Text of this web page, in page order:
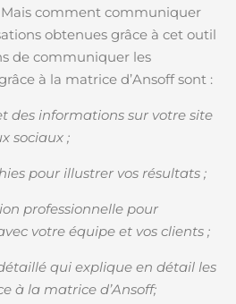
comment communiquer
obtenues grâce à cet outil
de communiquer les
à la matrice d’Ansoff sont :
des informations sur votre site
sociaux ;
pour illustrer vos résultats ;
professionnelle pour
votre équipe et vos clients ;
qui explique en détail les
à la matrice d’Ansoff;